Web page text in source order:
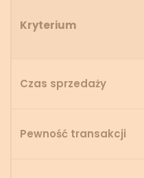
Kryterium
Czas sprzedaży
Pewność transakcji